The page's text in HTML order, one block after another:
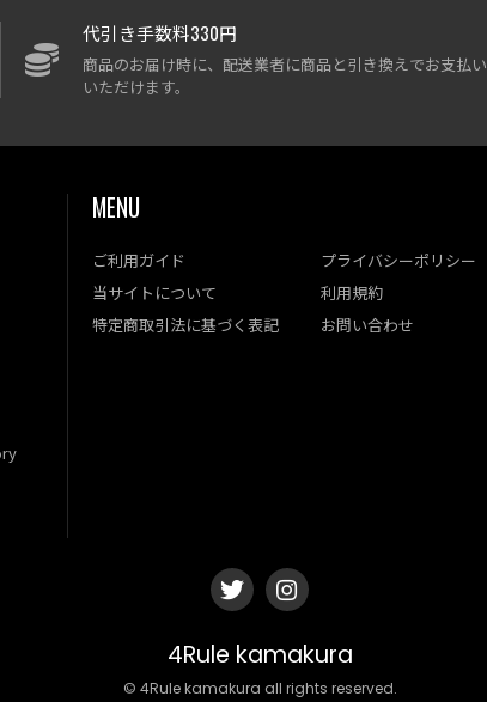
代引き手数料330円
商品のお届け時に、配送業者に商品と引き換えでお支払い
いただけます。
MENU
ご利用ガイド
当サイトについて
特定商取引法に基づく表記
プライバシーポリシー
利用規約
お問い合わせ
4Rule kamakura
© 4Rule kamakura all rights reserved.